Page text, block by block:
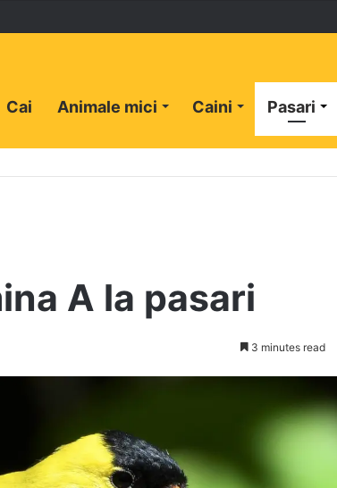
Cai Animale mici Caini Pasari
A la pasari
3 minutes read